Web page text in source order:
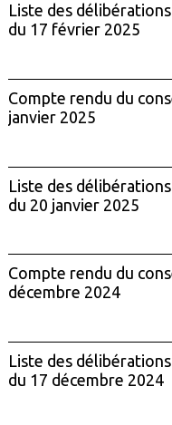
Liste des
du 17 février 2025
Compte rendu du
janvier 2025
Liste des
du 20 janvier 2025
Compte rendu du
décembre 2024
Liste des
du 17 décembre 2024